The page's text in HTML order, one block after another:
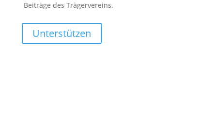
Beiträge des Trägervereins.
Unterstützen